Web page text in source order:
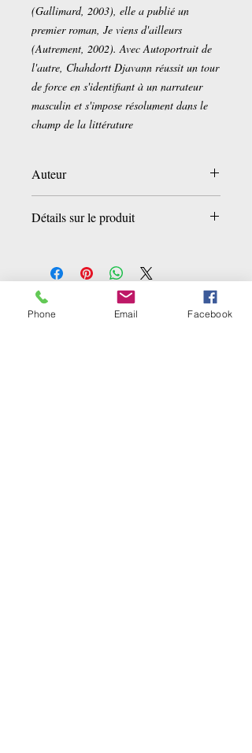
(Gallimard, 2003), elle a publié un
premier roman, Je viens d'ailleurs
(Autrement, 2002). Avec Autoportrait de
l'autre, Chahdortt Djavann réussit un tour
de force en s'identifiant à un narrateur
masculin et s'impose résolument dans le
champ de la littérature
Auteur
Détails sur le produit
Editeur :
Sabine Wespieser (8 janvier
2004)
Langue :
ISBN-10: 2848050179
Ähnliche Produkte
Phone Email Facebook